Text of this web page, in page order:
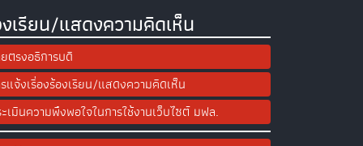
เรียน/แสดงความคิดเห็น
ตรงอธิการบดี
แจ้งเรื่องร้องเรียน/แสดงความคิดเห็น
เมินความพึงพอใจในการใช้งานเว็บไซต์ มฟล.